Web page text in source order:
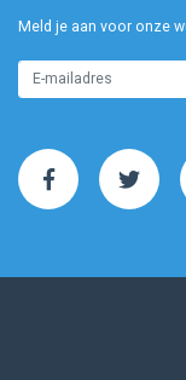
Meld je aan voor onze